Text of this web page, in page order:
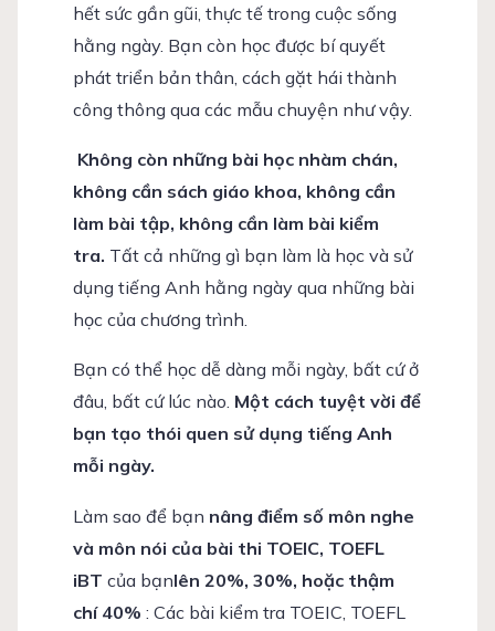
hết sức gần gũi, thực tế trong cuộc sống
hằng ngày. Bạn còn học được bí quyết
phát triển bản thân, cách gặt hái thành
công thông qua các mẫu chuyện như vậy.
Không còn những bài học nhàm chán,
không cần sách giáo khoa, không cần
làm bài tập, không cần làm bài kiểm
tra. Tất cả những gì bạn làm là học và sử
dụng tiếng Anh hằng ngày qua những bài
học của chương trình.
Bạn có thể học dễ dàng mỗi ngày, bất cứ ở
đâu, bất cứ lúc nào. Một cách tuyệt vời để
bạn tạo thói quen sử dụng tiếng Anh
mỗi ngày.
Làm sao để bạn nâng điểm số môn nghe
và môn nói của bài thi TOEIC, TOEFL
iBT của bạnlên 20%, 30%, hoặc thậm
chí 40% : Các bài kiểm tra TOEIC, TOEFL